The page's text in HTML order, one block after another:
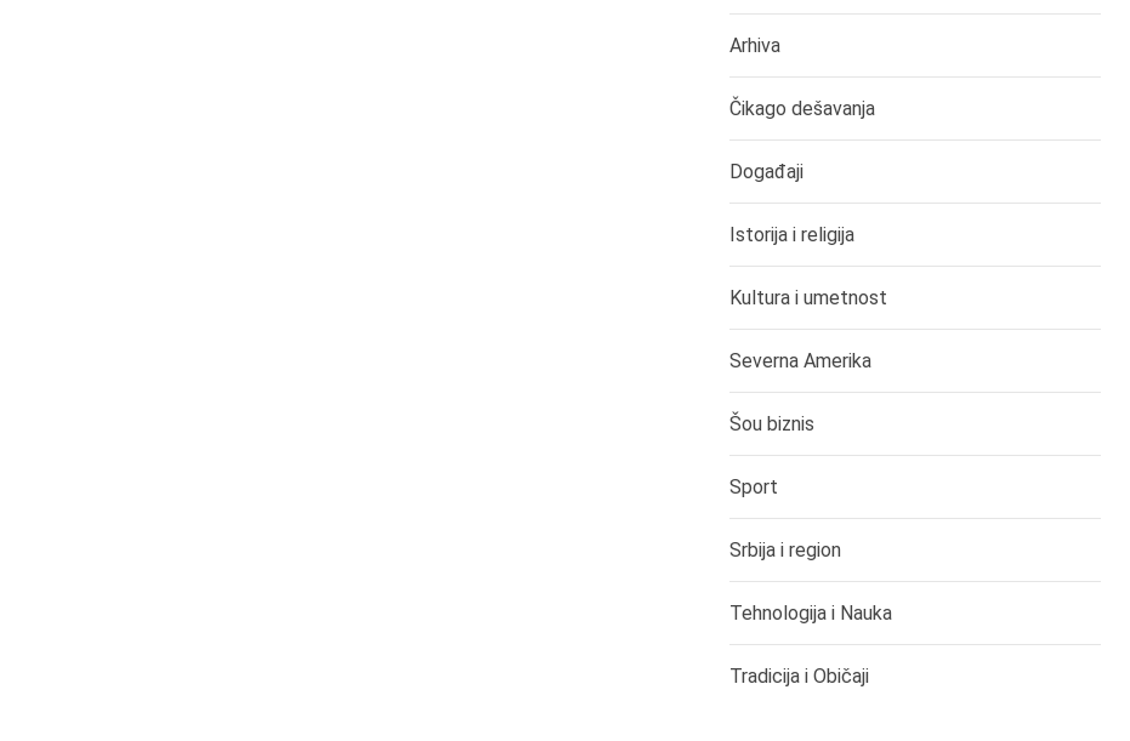
Arhiva
Čikago dešavanja
Događaji
Istorija i religija
Kultura i umetnost
Severna Amerika
Šou biznis
Sport
Srbija i region
Tehnologija i Nauka
Tradicija i Običaji